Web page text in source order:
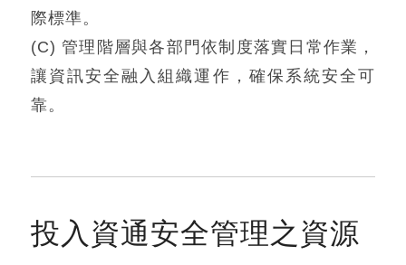
際標準。
(C) 管理階層與各部門依制度落實日常作業，
讓資訊安全融入組織運作，確保系統安全可
靠。
投入資通安全管理之資源